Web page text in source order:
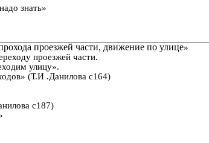
надо знать»
проезжей части, движение по улице»
проезжей части.
улицу».
(Т.И .Данилова с164)
с187)